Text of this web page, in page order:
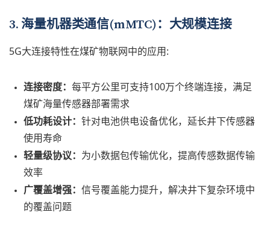
3. 海量机器类通信(mMTC)：大规模连接
5G大连接特性在煤矿物联网中的应用:
连接密度： 每平方公里可支持100万个终端连接，满足
煤矿海量传感器部署需求
低功耗设计： 针对电池供电设备优化，延长井下传感器
使用寿命
轻量级协议： 为小数据包传输优化，提高传感数据传输
效率
广覆盖增强： 信号覆盖能力提升，解决井下复杂环境中
的覆盖问题